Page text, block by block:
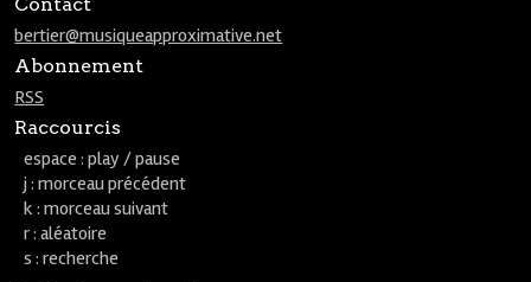
bertier@musiqueapproximative.net
Abonnement
RSS
Raccourcis
espace : play / pause
j : morceau précédent
k : morceau suivant
r : aléatoire
s : recherche